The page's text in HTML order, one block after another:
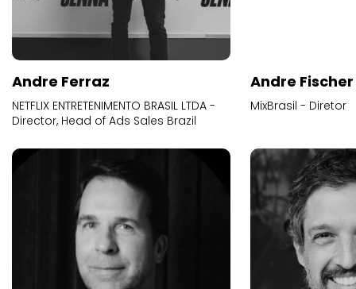
Andre Ferraz
NETFLIX ENTRETENIMENTO BRASIL LTDA -
Director, Head of Ads Sales Brazil
Andre Fischer
MixBrasil - Diretor